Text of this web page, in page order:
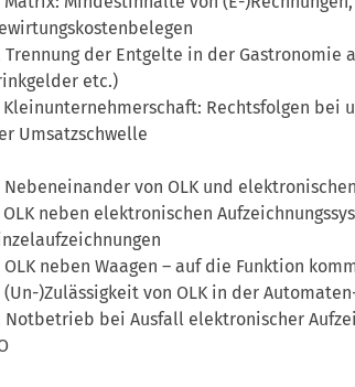
Trennung der Entgelte in der Gastronomie
etc.)
Kleinunternehmerschaft: Rechtsfolgen bei
Umsatzschwelle
Nebeneinander von OLK und
OLK neben elektronischen
OLK neben Waagen – auf die Funktion
(Un-)Zulässigkeit von OLK in der
Notbetrieb bei Ausfall elektronischer